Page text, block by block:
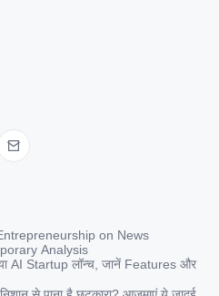
on News
Analysis
AI Startup लॉन्च, जानें Features और